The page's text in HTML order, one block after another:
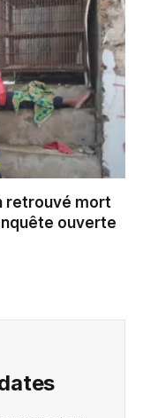
retrouvé mort
ouverte